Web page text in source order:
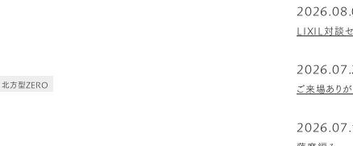
北方型ZERO
LIXIL対談セ
ご来場あり